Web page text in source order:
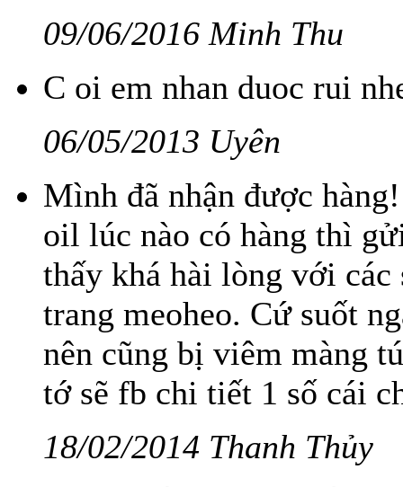
09/06/2016 Minh Thu
C oi em nhan duoc rui
06/05/2013 Uyên
Mình đã nhận được
oil lúc nào có hàng thì
thấy khá hài lòng với
trang meoheo. Cứ suốt
nên cũng bị viêm màng
tớ sẽ fb chi tiết 1 số cái
18/02/2014 Thanh Thủy